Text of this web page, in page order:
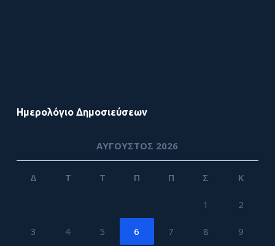
Ημερολόγιο Δημοσιεύσεων
ΑΎΓΟΥΣΤΟΣ 2026
Δ Τ Τ Π Π Σ Κ
1 2
3 4 5 6 7 8 9